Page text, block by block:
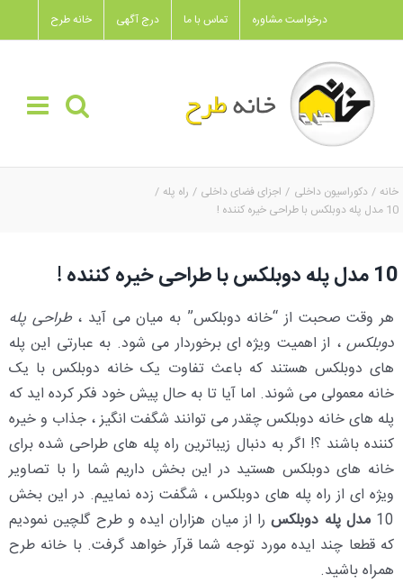
to
content
خانه طرح درج آگهی تماس با ما درخواست مشاوره
خانه دکوراسیون داخلی اجزای فضای داخلی
راه پله
10 مدل پله دوبلکس با طراحی خیره کننده !
10 مدل پله دوبلکس با طراحی خیره کننده !
هر وقت صحبت از “خانه دوبلکس” به میان می آید ،طراحی پله
دوبلکس ، از اهمیت ویژه ای برخوردار می شود. به عبارتی این پله
های دوبلکس هستند که باعث تفاوت یک خانه دوبلکس با یک
خانه معمولی می شوند. اما آیا تا به حال پیش خود فکر کرده اید که
پله های خانه دوبلکس چقدر می توانند شگفت انگیز ، جذاب و خیره
کننده باشند ؟! اگر به دنبال زیباترین راه پله های طراحی شده برای
خانه های دوبلکس هستید در این بخش داریم شما را با تصاویر
ویژه ای از راه پله های دوبلکس ، شگفت زده نماییم. در این بخش
10 مدل پله دوبلکسرا از میان هزاران ایده و طرح گلچین نمودیم
که قطعا چند ایده مورد توجه شما قرآر خواهد گرفت. با خانه طرح
همراه باشید.